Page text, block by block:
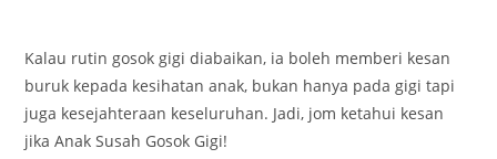
Kalau rutin gosok gigi diabaikan, ia boleh memberi kesan
buruk kepada kesihatan anak, bukan hanya pada gigi tapi
juga kesejahteraan keseluruhan. Jadi, jom ketahui kesan
jika Anak Susah Gosok Gigi!